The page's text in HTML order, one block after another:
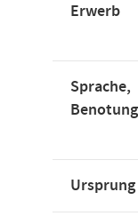
Erwerb
Sprache,
Benotung
Ursprung